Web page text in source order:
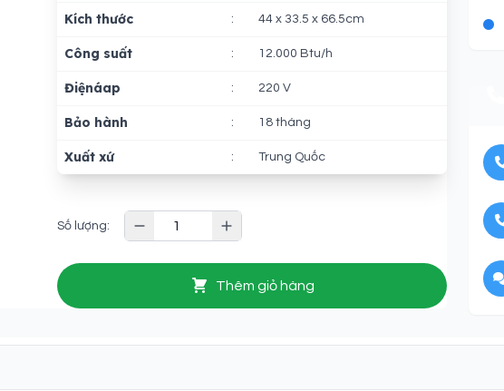
Kích thước : 44 x 33.5 x 66.5cm
Công suất : 12.000 Btu/h
Điệnáap : 220 V
Bảo hành : 18 tháng
Xuất xứ : Trung Quốc
Số lượng:
Thêm giỏ hàng